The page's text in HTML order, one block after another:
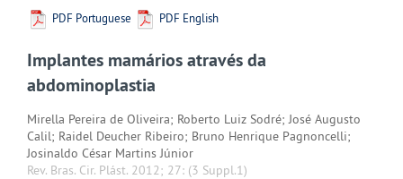
PDF Portuguese PDF English
Implantes mamários através da
abdominoplastia
Mirella Pereira de Oliveira; Roberto Luiz Sodré; José Augusto
Calil; Raidel Deucher Ribeiro; Bruno Henrique Pagnoncelli;
Josinaldo César Martins Júnior
Rev. Bras. Cir. Plást. 2012; 27: (3 Suppl.1)